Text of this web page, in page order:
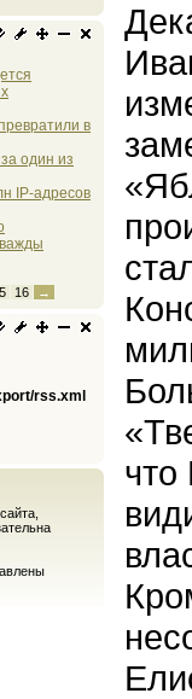
в
один из
IP-адресов
16 →
rss.xml
что